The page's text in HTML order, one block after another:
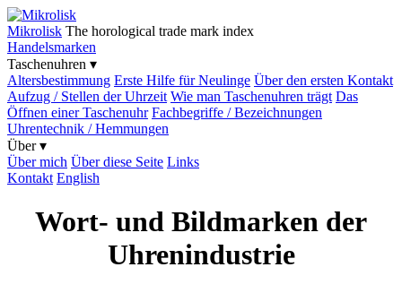
Mikrolisk The horological trade mark index
Handelsmarken
Taschenuhren ▾
Altersbestimmung Erste Hilfe für Neulinge Über den ersten Kontakt
Aufzug / Stellen der Uhrzeit Wie man Taschenuhren trägt Das
Öffnen einer Taschenuhr Fachbegriffe / Bezeichnungen
Uhrentechnik / Hemmungen
Über ▾
Über mich Über diese Seite Links
Kontakt English
Wort- und Bildmarken der
Uhrenindustrie